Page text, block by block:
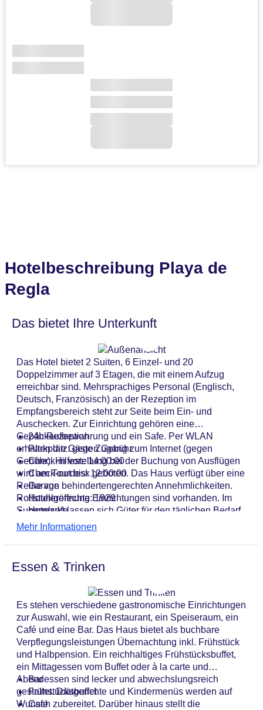
Hotelbeschreibung Playa de
Regla
Das bietet Ihre Unterkunft
Das Hotel bietet 2 Suiten, 6 Einzel- und 20
Doppelzimmer auf 3 Etagen, die mit einem Aufzug
erreichbar sind. Mehrsprachiges Personal (Englisch,
Deutsch, Französisch) an der Rezeption im
Empfangsbereich steht zur Seite beim Ein- und
Auschecken. Zur Einrichtung gehören eine
Gepäckaufbewahrung und ein Safe. Per WLAN
erhalten die Gäste Zugang zum Internet (gegen
Gebühr). Hilfestellung bei der Buchung von Ausflügen
wird am Tourdesk geboten. Das Haus verfügt über eine
Reihe von behindertengerechten Annehmlichkeiten.
Rollstuhlgerechte Einrichtungen sind vorhanden. Im
Supermarkt lassen sich Güter für den täglichen Bedarf
erwerben. Zur weiteren Einrichtung der Unterbringung
können die Gäste dieses in einer Garage oder auf dem
Parkplatz (gegen Gebühr) parken. Unter den weiteren
Leistungen finden sich eine Autovermietung, ein
Transferservice, ein kostenpflichtiger Zimmerservice,
ein Weckdienst, ein Wäscheservice und ein eigener
Shuttlebus. Zur Unterstützung bei Geschäftstätigkeiten
ist ein Faxgerät verfügbar.
24h Rezeption
Parkplatz: gegen Gebühr
Check-in von: 14:00:00
Check-out bis: 12:00:00
Garage
Hoteleröffnung: 1929
Hotelsafe
WLAN/WiFi im Hotel: gegen Gebühr
Lift
Anzahl der Aufzüge: 1
Zimmerservice: gegen Gebühr
Sonnenterrasse: ohne Gebühr
Gesamtanzahl der Stockwerke: 3
Gesamtanzahl der Zimmer: 28
Zahlungsarten: American Express, EC Maestro,
Mastercard, Visa
Landeskategorie: 3 Sterne
Mehr Informationen
Essen & Trinken
Es stehen verschiedene gastronomische Einrichtungen
zur Auswahl, wie ein Restaurant, ein Speiseraum, ein
Café und eine Bar. Das Haus bietet als buchbare
Verpflegungsleistungen Übernachtung inkl. Frühstück
und Halbpension. Ein reichhaltiges Frühstücksbuffet,
ein Mittagessen vom Buffet oder à la carte und
Abendessen sind lecker und abwechslungsreich
gestaltet. Diätgerichte und Kindermenüs werden auf
Wunsch zubereitet. Darüber hinaus stellt die
Bar
Frühstücksbuffet
Cafe